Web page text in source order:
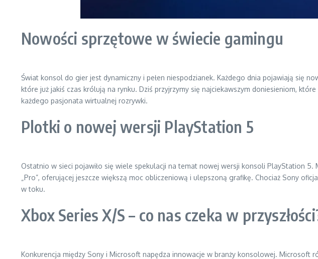
Nowości sprzętowe w świecie gamingu
Świat konsol do gier jest dynamiczny i pełen niespodzianek. Każdego dnia pojawiają się
które już jakiś czas królują na rynku. Dziś przyjrzymy się najciekawszym doniesieniom,
każdego pasjonata wirtualnej rozrywki.
Plotki o nowej wersji PlayStation 5
Ostatnio w sieci pojawiło się wiele spekulacji na temat nowej wersji konsoli PlayStation
„Pro”, oferującej jeszcze większą moc obliczeniową i ulepszoną grafikę. Chociaż Sony
w toku.
Xbox Series X/S – co nas czeka w
Konkurencja między Sony i Microsoft napędza innowacje w branży konsolowej. Microsoft